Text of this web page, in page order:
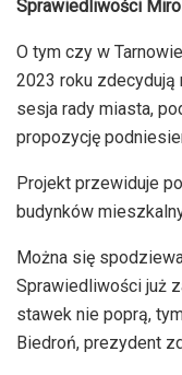
Sprawiedliwości
O tym czy w
2023 roku zdecydują
sesja rady miasta,
propozycję
Projekt przewiduje
budynków
Można się
Sprawiedliwości już
stawek nie poprą,
Biedroń, prezydent